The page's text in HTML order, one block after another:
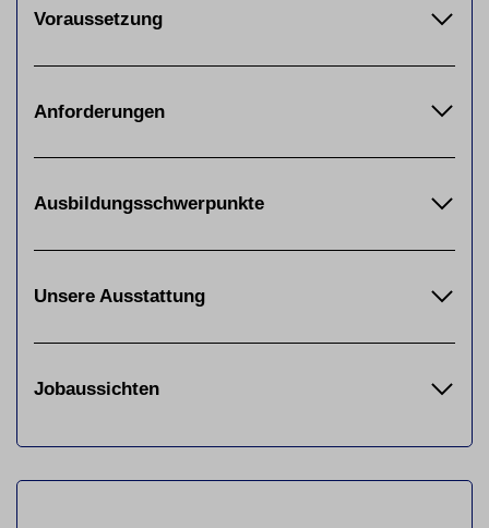
Voraussetzung
Anforderungen
Ausbildungsschwerpunkte
Unsere Ausstattung
Jobaussichten